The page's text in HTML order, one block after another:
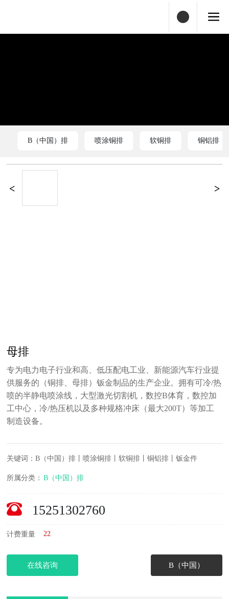
B（中国）排 喷涂铜排 软铜排 铜铝排
母排
专为电力电子行业和高、低压配电工业、新能源汽车行业提
供服务的（铜排、母排）钣金制品的生产企业。拥有可冷/热
喷的半静电喷涂线，大型激光切割机，数控B体育，数控加
工中心，冷/热压机以及多种规格冲床（最大200T）等加工
制造设备。
关键词：B（中国）排丨喷涂铜排丨软铜排丨铜铝排丨钣金件
所属分类： B（中国）排
15251302760
计费重量 22
在线咨询 B（中国）